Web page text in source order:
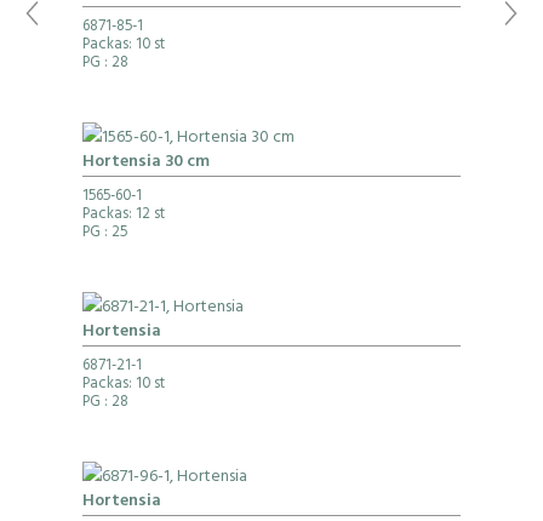
6871-85-1
Packas: 10 st
PG : 28
Hortensia 30 cm
1565-60-1
Packas: 12 st
PG : 25
Hortensia
6871-21-1
Packas: 10 st
PG : 28
Hortensia